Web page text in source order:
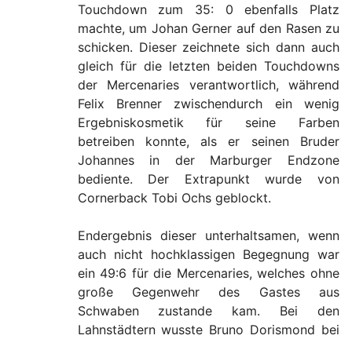
Touchdown zum 35: 0 ebenfalls Platz
machte, um Johan Gerner auf den Rasen zu
schicken. Dieser zeichnete sich dann auch
gleich für die letzten beiden Touchdowns
der Mercenaries verantwortlich, während
Felix Brenner zwischendurch ein wenig
Ergebniskosmetik für seine Farben
betreiben konnte, als er seinen Bruder
Johannes in der Marburger Endzone
bediente. Der Extrapunkt wurde von
Cornerback Tobi Ochs geblockt.
Endergebnis dieser unterhaltsamen, wenn
auch nicht hochklassigen Begegnung war
ein 49:6 für die Mercenaries, welches ohne
große Gegenwehr des Gastes aus
Schwaben zustande kam. Bei den
Lahnstädtern wusste Bruno Dorismond bei